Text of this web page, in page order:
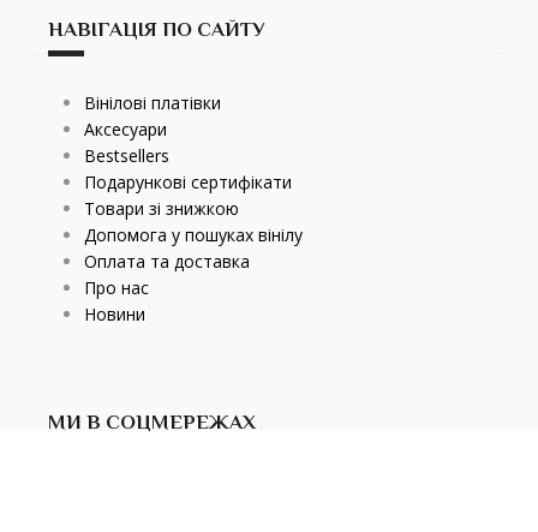
НАВІГАЦІЯ ПО САЙТУ
Вінілові платівки
Аксесуари
Bestsellers
Подарункові сертифікати
Товари зі знижкою
Допомога у пошуках вінілу
Оплата та доставка
Про нас
Новини
МИ В СОЦМЕРЕЖАХ